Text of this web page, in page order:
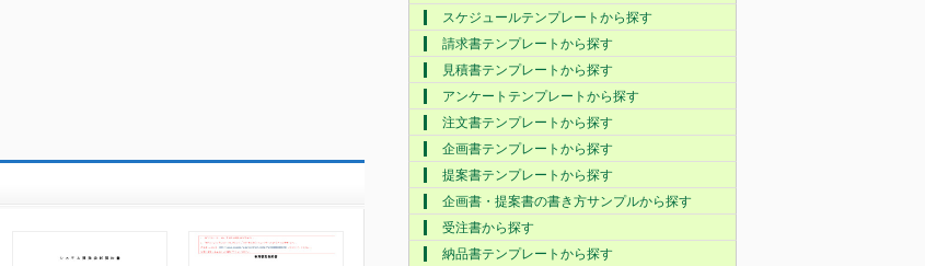
スケジュールテンプレートから探す
請求書テンプレートから探す
見積書テンプレートから探す
アンケートテンプレートから探す
注文書テンプレートから探す
企画書テンプレートから探す
提案書テンプレートから探す
企画書・提案書の書き方サンプルから探す
受注書から探す
納品書テンプレートから探す